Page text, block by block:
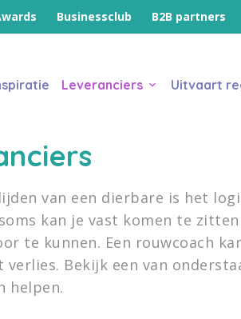
Businessclub B2B partners
Leveranciers Uitvaart
van een dierbare is het
kan je vast komen te
te kunnen. Een rouwcoach
verlies. Bekijk een van
helpen.